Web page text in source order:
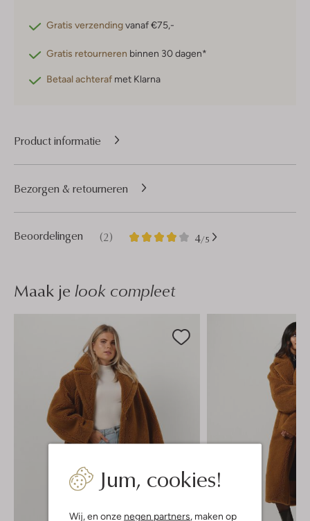
Jum, cookies!
Wij, en onze negen partners, maken op
Gratis verzendingvanaf €75,-
Gratis retourneren binnen 30 dagen*
Betaal achteraf met Klarna
Product informatie
Beoordelingen (2) 4/5
2
4
Bezorgen & retourneren
Maak je look compleet